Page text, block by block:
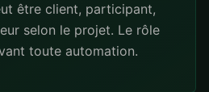
être client, participant,
selon le projet. Le rôle
toute automation.